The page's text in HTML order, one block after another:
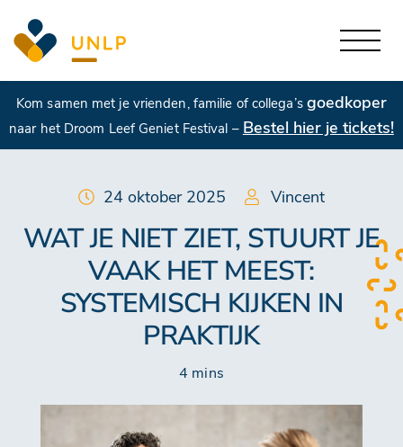
Kom samen met je vrienden, familie of collega’s goedkoper
naar het Droom Leef Geniet Festival – Bestel hier je tickets!
24 oktober 2025 Vincent
WAT JE NIET ZIET, STUURT JE
VAAK HET MEEST:
SYSTEMISCH KIJKEN IN
PRAKTIJK
4 mins